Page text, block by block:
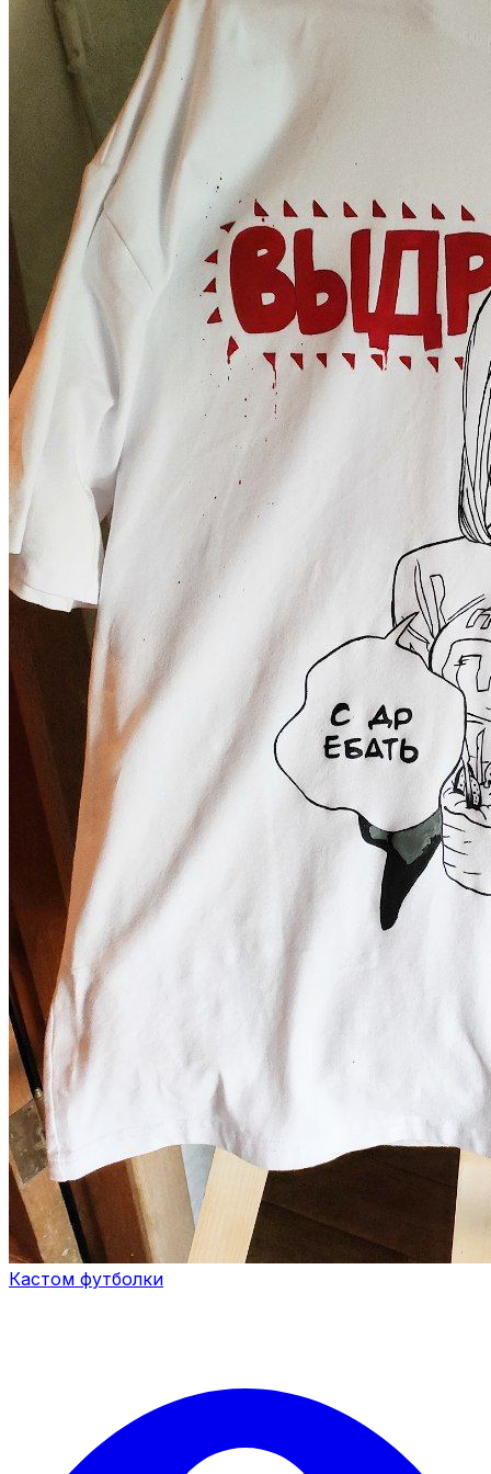
Кастом футболки